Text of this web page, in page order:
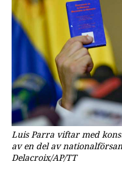
Luis Parra viftar med
av en del av
Delacroix/AP/TT